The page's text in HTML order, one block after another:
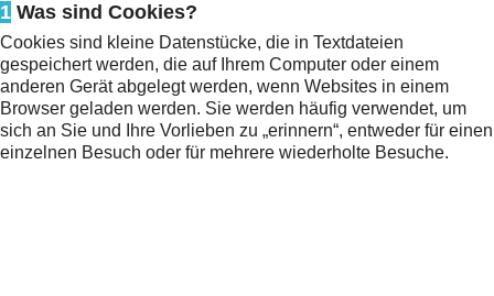
1 Was sind Cookies?
Cookies sind kleine Datenstücke, die in Textdateien
gespeichert werden, die auf Ihrem Computer oder einem
anderen Gerät abgelegt werden, wenn Websites in einem
Browser geladen werden. Sie werden häufig verwendet, um
sich an Sie und Ihre Vorlieben zu „erinnern“, entweder für einen
einzelnen Besuch oder für mehrere wiederholte Besuche.